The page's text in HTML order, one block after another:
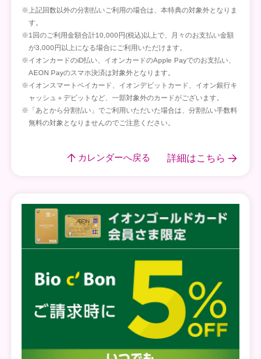
※上記回数以外の分割払いご利用の場合は、本特典の対象外となりま
す。
※1回のご利用金額合計10,000円(税込)以上で、月々のお支払い金額
が3,000円以上になる場合にご利用いただけます。
※イオンカードのiD払い、イオンカードのApple Payでのお支払い、
AEON Payのスマホ決済は対象外となります。
※イオンスマートペイカード、イオンデビットカード、イオン銀行キ
ャッシュ＋デビットなど、一部対象外のカードがございます。
※「あとから分割払い」でご利用いただいた場合は、分割払い手数料
無料の対象となりませんのでご注意ください。
カレンダーへ戻る 詳細はこちら